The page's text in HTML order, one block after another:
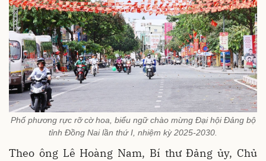
Phố phương rực rỡ cờ hoa, biểu ngữ chào mừng Đại hội Đảng bộ
tỉnh Đồng Nai lần thứ I, nhiệm kỳ 2025-2030.
Theo ông Lê Hoàng Nam, Bí thư Đảng ủy, Chủ